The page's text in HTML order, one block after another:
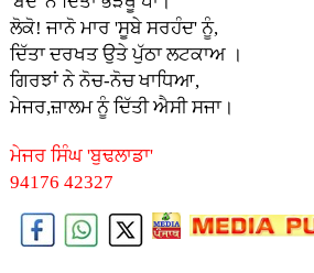
ਲੋਕੋ! ਜਾਨੋ ਮਾਰ 'ਸੂਬੇ ਸਰਹੰਦ' ਨੂੰ,
ਦਿੱਤਾ ਦਰਖਤ ਉਤੇ ਪੁੱਠਾ ਲਟਕਾਅ ।
ਗਿਰਝਾਂ ਨੇ ਨੋਚ-ਨੋਚ ਖਾਧਿਆ,
ਮੇਜਰ,ਜ਼ਾਲਮ ਨੂੰ ਦਿੱਤੀ ਐਸੀ ਸਜਾ।
ਮੇਜਰ ਸਿੰਘ 'ਬੁਢਲਾਡਾ'
94176 42327